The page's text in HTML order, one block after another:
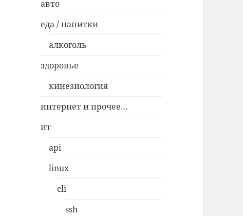
авто
еда / напитки
алкоголь
здоровье
кинезиология
интернет и прочее…
ит
api
linux
cli
ssh